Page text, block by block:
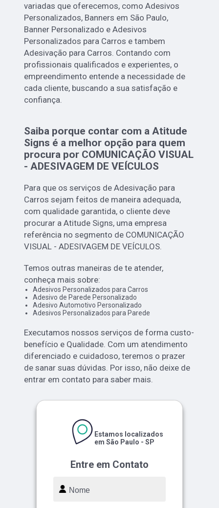
variadas que oferecemos, como Adesivos
Personalizados, Banners em São Paulo,
Banner Personalizado e Adesivos
Personalizados para Carros e tambem
Adesivação para Carros. Contando com
profissionais qualificados e experientes, o
empreendimento entende a necessidade de
cada cliente, buscando a sua satisfação e
confiança.
Saiba porque contar com a Atitude
Signs é a melhor opção para quem
procura por COMUNICAÇÃO VISUAL
- ADESIVAGEM DE VEÍCULOS
Para que os serviços de Adesivação para
Carros sejam feitos de maneira adequada,
com qualidade garantida, o cliente deve
procurar a Atitude Signs, uma empresa
referência no segmento de COMUNICAÇÃO
VISUAL - ADESIVAGEM DE VEÍCULOS.
Temos outras maneiras de te atender,
conheça mais sobre:
Adesivos Personalizados para Carros
Adesivo de Parede Personalizado
Adesivo Automotivo Personalizado
Adesivos Personalizados para Parede
Executamos nossos serviços de forma custo-
benefício e Qualidade. Com um atendimento
diferenciado e cuidadoso, teremos o prazer
de sanar suas dúvidas. Por isso, não deixe de
entrar em contato para saber mais.
Entre em Contato
Estamos localizados
em São Paulo - SP